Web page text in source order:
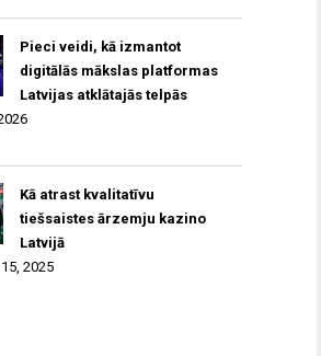
Pieci veidi, kā izmantot
digitālās mākslas platformas
Latvijas atklātajās telpās
Kā atrast kvalitatīvu
tiešsaistes ārzemju kazino
Latvijā
2025